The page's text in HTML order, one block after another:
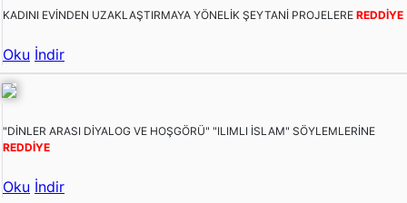
KADINI EVİNDEN UZAKLAŞTIRMAYA YÖNELİK ŞEYTANİ PROJELERE REDDİYE
Oku İndir
"DİNLER ARASI DİYALOG VE HOŞGÖRÜ" "ILIMLI İSLAM" SÖYLEMLERİNE
REDDİYE
Oku İndir